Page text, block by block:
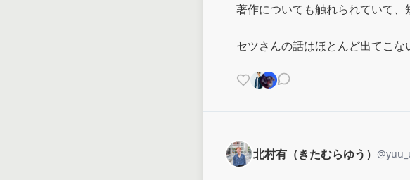
著作についても触れられていて、
セツさんの話はほとんど出てこな
北村有（きたむらゆう） @